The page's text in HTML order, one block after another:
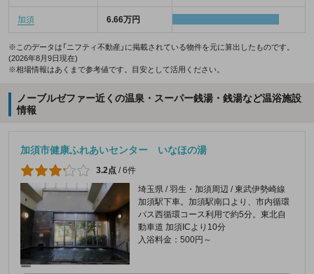
加須 6.66万円
※このデータは「ニフティ不動産」に掲載されている物件を元に算出したものです。
(2026年8月9日現在)
※相場情報はあくまで参考値です。目安として活用ください。
ノーブルゼファー近くの温泉・スーパー銭湯・銭湯など温浴施設
情報
加須市健康ふれあいセンター いなほの湯
3.2点 /6件
埼玉県 / 羽生・加須周辺 / 東武伊勢崎線
加須駅下車。加須駅南口より、市内循環
バス西循環コース利用で約5分。東北自
動車道 加須ICより10分
入浴料金：500円～